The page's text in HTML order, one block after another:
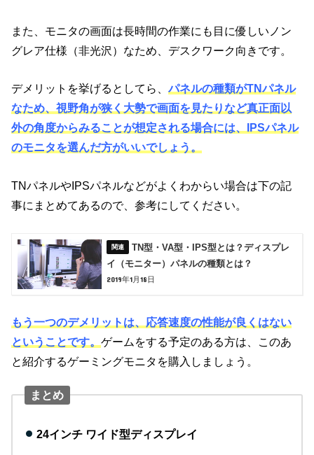
また、モニタの画面は長時間の作業にも目に優しいノン
グレア仕様（非光沢）なため、デスクワーク向きです。
デメリットを挙げるとしてら、パネルの種類がTNパネル
なため、視野角が狭く大勢で画面を見たりなど真正面以
外の角度からみることが想定される場合には、IPSパネル
のモニタを選んだ方がいいでしょう。
TNパネルやIPSパネルなどがよくわからい場合は下の記
事にまとめてあるので、参考にしてください。
TN型・VA型・IPS型とは？ディスプレ
イ（モニター）パネルの種類とは？
2019年1月18日
もう一つのデメリットは、応答速度の性能が良くはない
ということです。ゲームをする予定のある方は、このあ
と紹介するゲーミングモニタを購入しましょう。
まとめ
24インチ ワイド型ディスプレイ